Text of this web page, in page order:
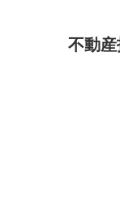
不動